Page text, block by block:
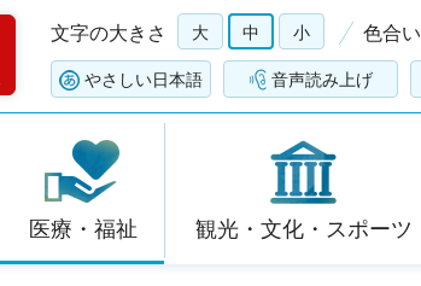
文字の大きさ 大 中 小 色合い
やさしい日本語 音声読み上げ
医療・福祉 観光・文化・スポーツ